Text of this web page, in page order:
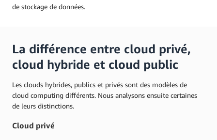
de stockage de données.
La différence entre cloud privé,
cloud hybride et cloud public
Les clouds hybrides, publics et privés sont des modèles de
cloud computing différents. Nous analysons ensuite certaines
de leurs distinctions.
Cloud privé